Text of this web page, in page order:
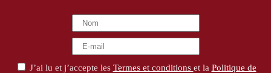
J’ai lu et j’accepte les Termes et conditions et la Politique de